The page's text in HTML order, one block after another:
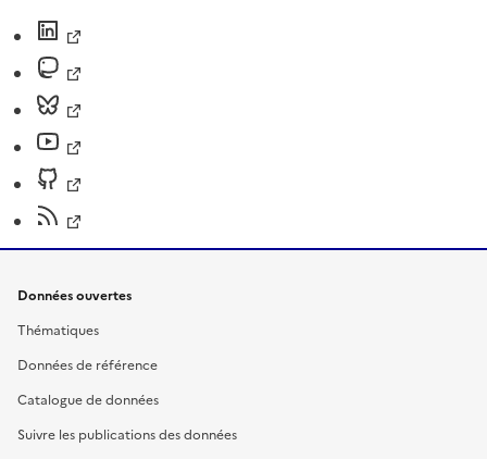
Données ouvertes
Thématiques
Données de référence
Catalogue de données
Suivre les publications des données